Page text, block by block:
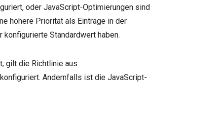
oder JavaScript-Optimierungen sind
höhere Priorität als Einträge in der
Standardwert haben.
gilt die Richtlinie aus
Andernfalls ist die JavaScript-